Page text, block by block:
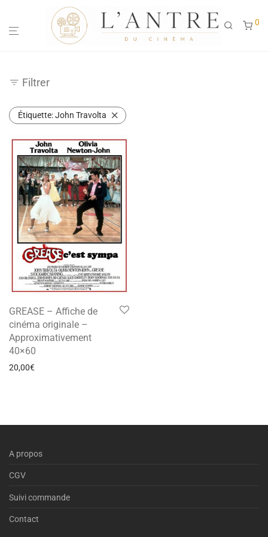
0
Filtrer
Étiquette:John Travolta
GREASE – Affiche de
cinéma originale –
Approximativement
40×60
20,00€
A propos
CGV
Suivi commande
Contact